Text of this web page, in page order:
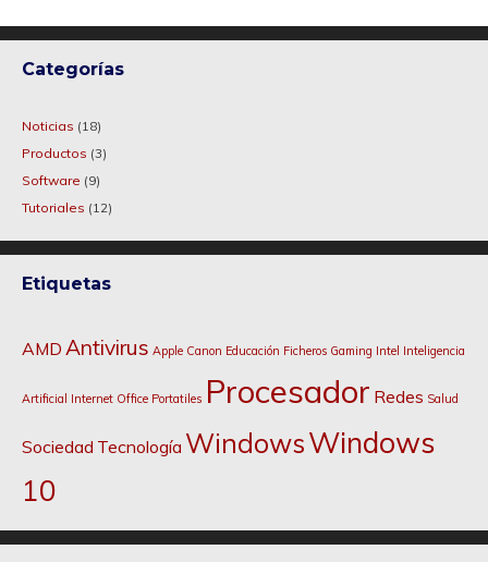
Categorías
Noticias (18)
Productos (3)
Software (9)
Tutoriales (12)
Etiquetas
AMD Antivirus Apple Canon Educación Ficheros Gaming Intel Inteligencia
Artificial Internet Office Portatiles Procesador Redes Salud
Sociedad Tecnología WindowsWindows
10